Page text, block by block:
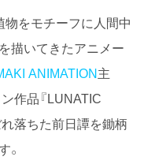
物をモチーフに人間中
描いてきたアニメー
ANIMATION主
作品『LUNATIC
落ちた前日譚を鋤柄
。